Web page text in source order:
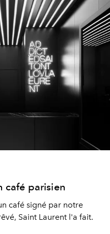
café parisien
café signé par notre
Saint Laurent l'a fait.